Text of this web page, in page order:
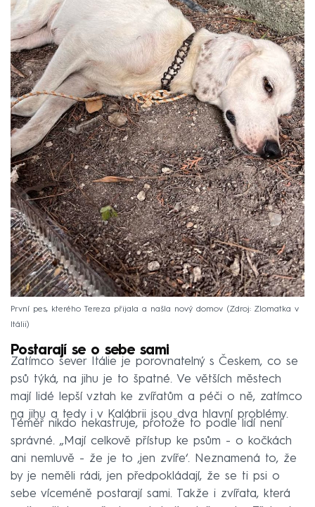
První pes, kterého Tereza přijala a našla nový domov
Zdroj: Zlomatka v
Itálii
Postarají se o sebe sami
Zatímco sever Itálie je porovnatelný s Českem, co se
psů týká, na jihu je to špatné. Ve větších městech
mají lidé lepší vztah ke zvířatům a péči o ně, zatímco
na jihu a tedy i v Kalábrii jsou dva hlavní problémy.
Téměř nikdo nekastruje, protože to podle lidí není
správné. „Mají celkově přístup ke psům - o kočkách
ani nemluvě - že je to ‚jen zvíře‘. Neznamená to, že
by je neměli rádi, jen předpokládají, že se ti psi o
sebe víceméně postarají sami. Takže i zvířata, která